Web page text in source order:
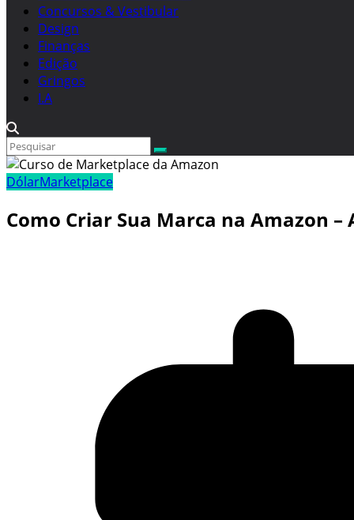
Concursos & Vestibular
Design
Finanças
Edição
Gringos
I.A
DólarMarketplace
Como Criar Sua Marca na Amazon –